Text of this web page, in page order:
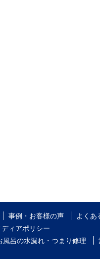
事例・お客様の声 よくあ
ィアポリシー
風呂の水漏れ・つまり修理